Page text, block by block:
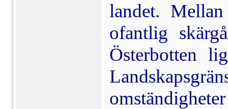
landet.
ofantlig
Österbotten